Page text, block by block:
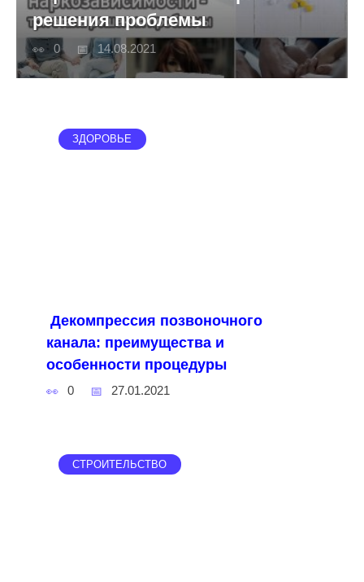
решения проблемы
0 14.08.2021
ЗДОРОВЬЕ
Декомпрессия позвоночного
канала: преимущества и
особенности процедуры
0 27.01.2021
СТРОИТЕЛЬСТВО